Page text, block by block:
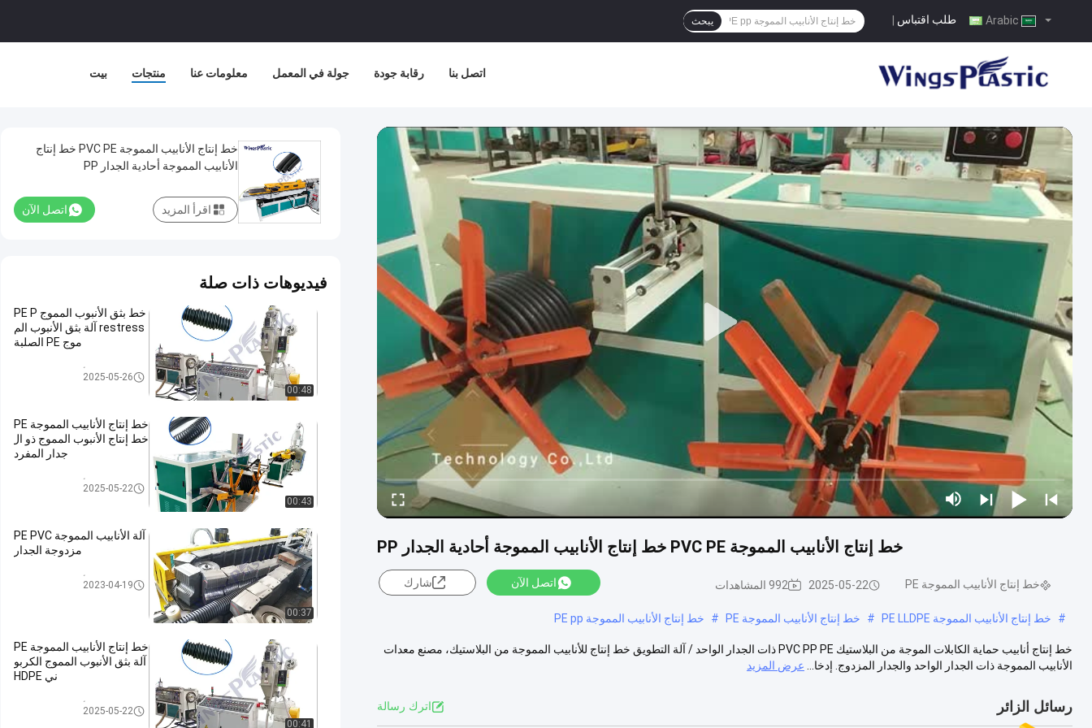
طلب اقتباس يبحث
بيت منتجات معلومات عنا جولة في المعمل رقابة جودة اتصل بنا
خط إنتاج الأنابيب المموجة PVC PE خط إنتاج الأنابيب المموجة أحادية الجدار PP
خط إنتاج الأنابيب المموجة PE 2025-05-22 992 المشاهدات اتصل الآن شارك
# خط إنتاج الأنابيب المموجة PE LLDPE # خط إنتاج الأنابيب المموجة PE # خط إنتاج الأنابيب المموجة PE pp
خط إنتاج أنابيب حماية الكابلات الموجة من البلاستيك PVC PP PE ذات الجدار الواحد / آلة التطويق خط إنتاج للأنابيب المموجة من البلاستيك، مصنع معدات
الأنابيب المموجة ذات الجدار الواحد والجدار المزدوج. إدخا...
عرض المزيد
رسائل الزائر اترك رسالة
خط إنتاج الأنابيب المموجة PVC PE خط إنتاج
الأنابيب المموجة أحادية الجدار PP
اتصل الآن اقرأ المزيد
فيديوهات ذات صلة
00:48
خط بثق الأنبوب المموج PE P
restress آلة بثق الأنبوب الم
موج PE الصلبة
خط إنتاج الأنابيب المموجة PE
2025-05-26
00:43
خط إنتاج الأنابيب المموجة PE
خط إنتاج الأنبوب المموج ذو ال
جدار المفرد
خط إنتاج الأنابيب المموجة PE
2025-05-22
00:37
آلة الأنابيب المموجة PE PVC
مزدوجة الجدار
خط إنتاج الأنابيب المموجة PE
2023-04-19
00:41
خط إنتاج الأنابيب المموجة PE
آلة بثق الأنبوب المموج الكربو
ني HDPE
خط إنتاج الأنابيب المموجة PE
2025-05-22